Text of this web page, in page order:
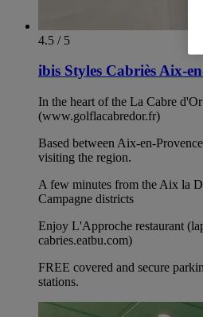
4.5 / 5
ibis Styles Cabriès Aix-
In the heart of the La Cabre
(www.golflacabredor.fr)
Based between Aix-en-
visiting the region.
A few minutes from the Aix la
Campagne districts
Enjoy L'Approche restaurant
cabries.eatbu.com)
FREE covered and secure
stations.